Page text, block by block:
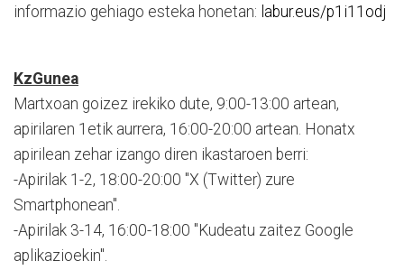
informazio gehiago esteka honetan: labur.eus/p1i11odj
KzGunea
Martxoan goizez irekiko dute, 9:00-13:00 artean,
apirilaren 1etik aurrera, 16:00-20:00 artean. Honatx
apirilean zehar izango diren ikastaroen berri:
-Apirilak 1-2, 18:00-20:00 "X (Twitter) zure
Smartphonean".
-Apirilak 3-14, 16:00-18:00 "Kudeatu zaitez Google
aplikazioekin".